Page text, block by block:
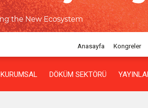
Anasayfa Kongreler
KURUMSAL DÖKÜM SEKTÖRÜ